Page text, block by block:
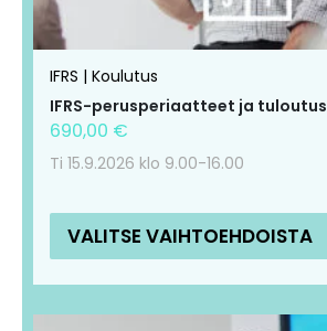
IFRS | Koulutus
IFRS-perusperiaatteet ja tuloutus
690,00 €
Ti 15.9.2026 klo 9.00-16.00
VALITSE VAIHTOEHDOISTA